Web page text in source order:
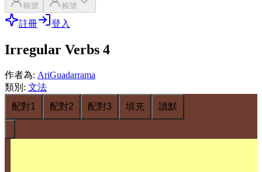
帳號 帳號
註冊 登入
Irregular Verbs 4
作者為: AriGuadarrama
類別 : 文法
配對1
配對2 配對3 填充 讀默